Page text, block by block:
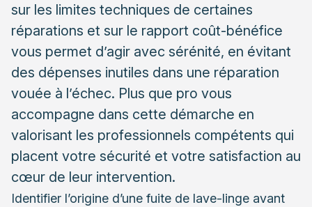
sur les limites techniques de certaines
réparations et sur le rapport coût-bénéfice
vous permet d’agir avec sérénité, en évitant
des dépenses inutiles dans une réparation
vouée à l’échec. Plus que pro vous
accompagne dans cette démarche en
valorisant les professionnels compétents qui
placent votre sécurité et votre satisfaction au
cœur de leur intervention.
Identifier l’origine d’une fuite de lave-linge avant